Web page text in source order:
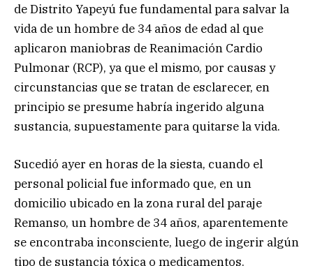
de Distrito Yapeyú fue fundamental para salvar la
vida de un hombre de 34 años de edad al que
aplicaron maniobras de Reanimación Cardio
Pulmonar (RCP), ya que el mismo, por causas y
circunstancias que se tratan de esclarecer, en
principio se presume habría ingerido alguna
sustancia, supuestamente para quitarse la vida.
Sucedió ayer en horas de la siesta, cuando el
personal policial fue informado que, en un
domicilio ubicado en la zona rural del paraje
Remanso, un hombre de 34 años, aparentemente
se encontraba inconsciente, luego de ingerir algún
tipo de sustancia tóxica o medicamentos.